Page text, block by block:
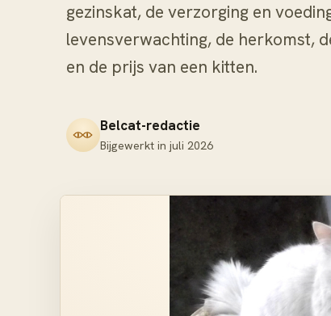
gezinskat, de verzorging en
levensverwachting, de herkomst,
en de prijs van een kitten.
Belcat-redactie
Bijgewerkt in juli 2026